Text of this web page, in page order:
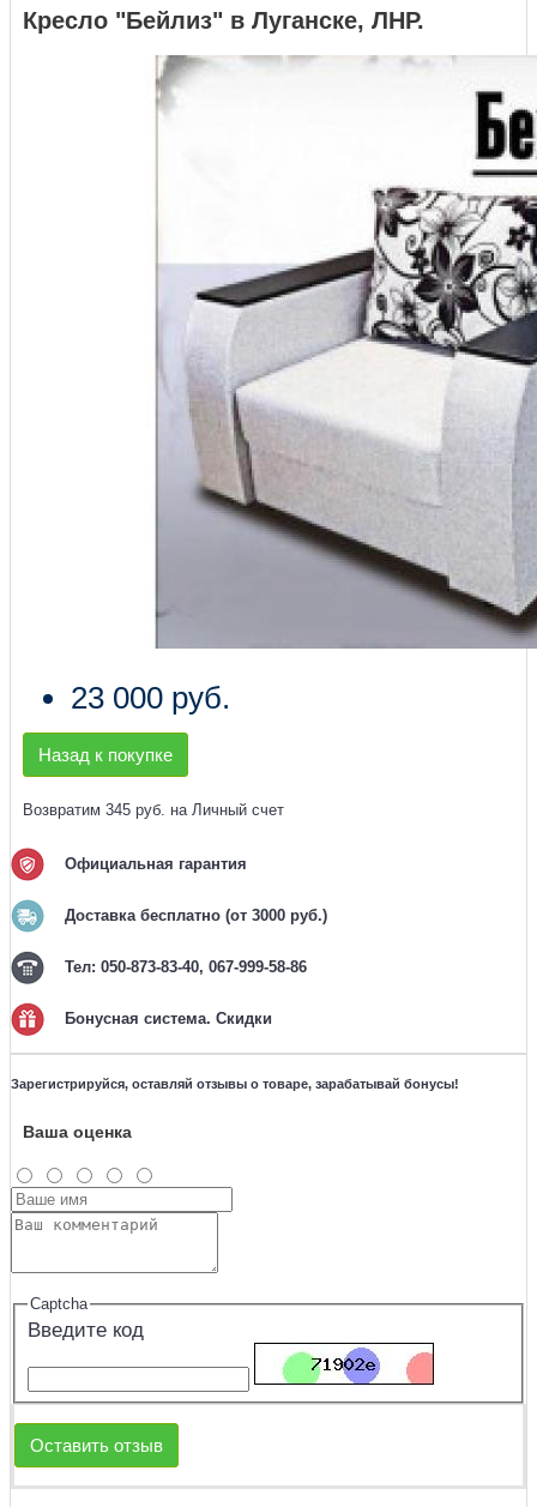
Кресло "Бейлиз" в Луганске, ЛНР.
23 000 руб.
Назад к покупке
Возвратим 345 руб. на Личный счет
Официальная гарантия
Доставка бесплатно (от 3000 руб.)
Тел: 050-873-83-40, 067-999-58-86
Бонусная система. Скидки
Зарегистрируйся, оставляй отзывы о товаре, зарабатывай бонусы!
Ваша оценка
Captcha
Введите код
Оставить отзыв